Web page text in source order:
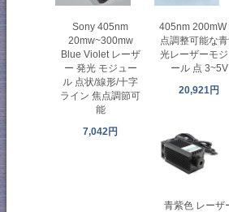
Sony 405nm
20mw~300mw
Blue Violet レーザ
ー 発光 モジュー
ル 点状/線形/十字
ライン 焦点調節可
能
7,042円
405nm 200mW
点調整可能な
光レーザーモ
ール 点 3~5V
20,921円
青紫色 レーザ